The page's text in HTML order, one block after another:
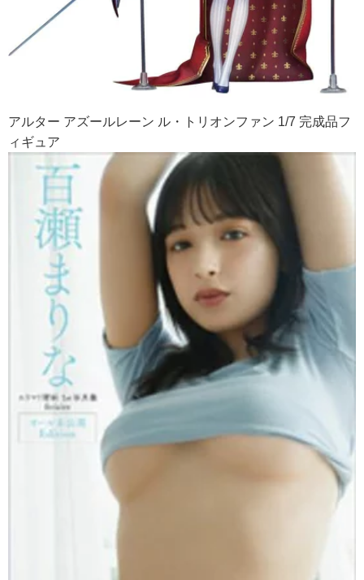
アルター アズールレーン ル・トリオンファン 1/7 完成品フ
ィギュア